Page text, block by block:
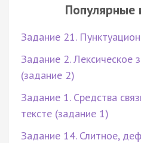
Популярные
Задание 21.
Задание 2. Лексическое
(задание 2)
Задание 1. Средства
тексте (задание 1)
Задание 14. Слитное,